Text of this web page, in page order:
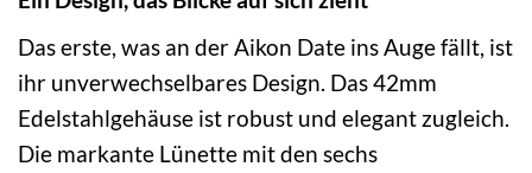
Das erste, was an der Aikon Date ins Auge fällt, ist
ihr unverwechselbares Design. Das 42mm
Edelstahlgehäuse ist robust und elegant zugleich.
Die markante Lünette mit den sechs